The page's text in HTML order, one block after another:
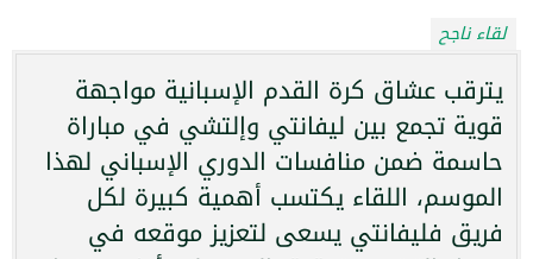
لقاء ناجح
يترقب عشاق كرة القدم الإسبانية مواجهة
قوية تجمع بين ليفانتي وإلتشي في مباراة
حاسمة ضمن منافسات الدوري الإسباني لهذا
الموسم، اللقاء يكتسب أهمية كبيرة لكل
فريق فليفانتي يسعى لتعزيز موقعه في